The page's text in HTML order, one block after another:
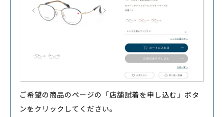
ご希望の商品のページの「店舗試着を申し込む」ボタ
ンをクリックしてください。